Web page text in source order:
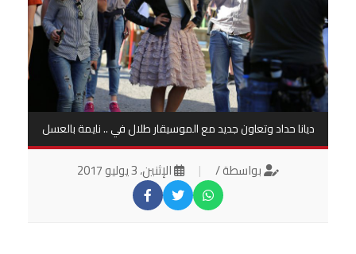
ديانا حداد وتعاون جديد مع الموسيقار طلال في .. نايمة بالعسل
بواسطة / | الإثنين، 3 يوليو 2017